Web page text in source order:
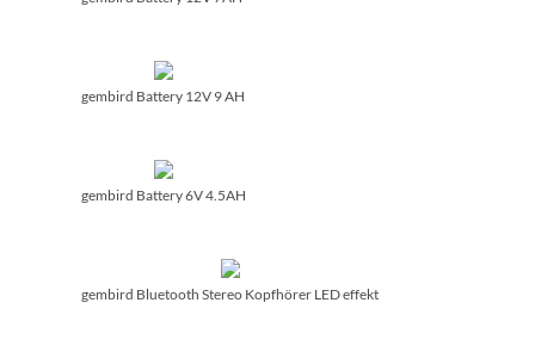
gembird Battery 12V 9 AH
gembird Battery 6V 4.5AH
gembird Bluetooth Stereo Kopfhörer LED effekt